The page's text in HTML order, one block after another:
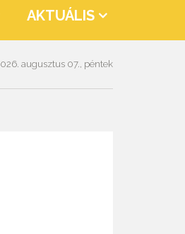
AKTUÁLIS
augusztus 07., péntek